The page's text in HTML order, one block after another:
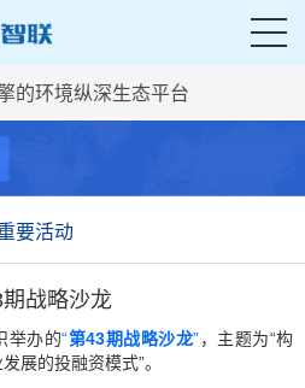
的环境纵深生态平台
要活动
战略沙龙
举办的“第43期战略沙龙”，主题为“构
展的投融资模式”。